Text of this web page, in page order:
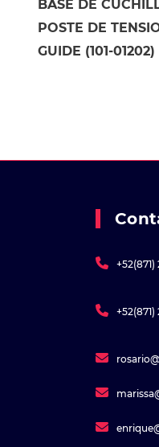
BASE DE
POSTE DE
GUIDE (101-01202)
+52(871)
+52(871)